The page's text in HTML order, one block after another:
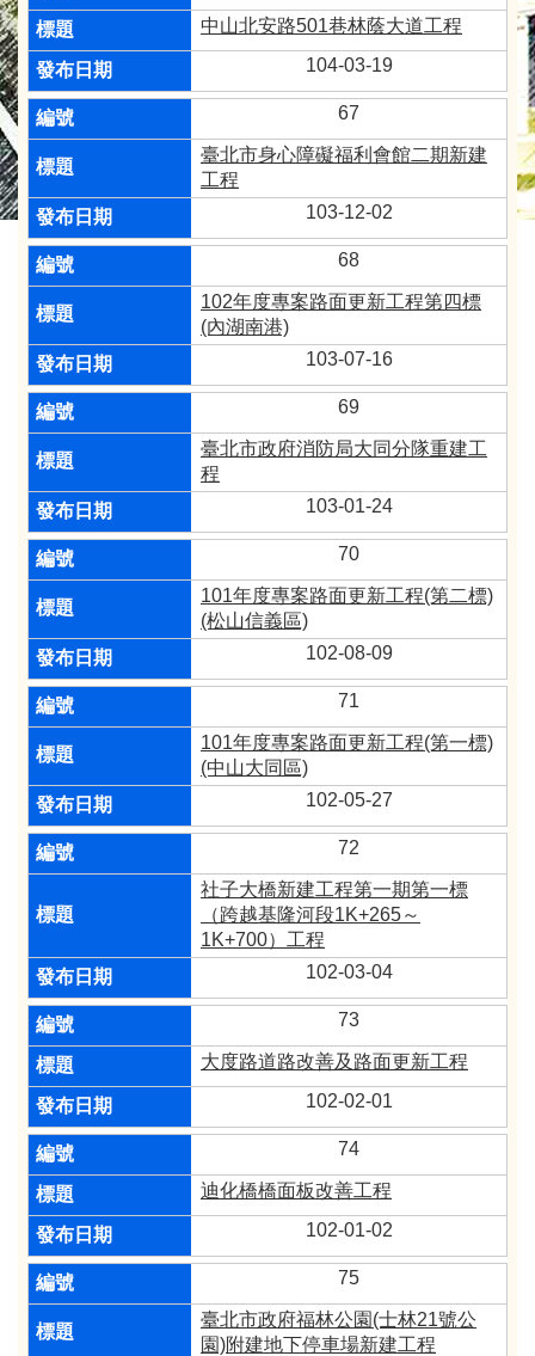
中山北安路501巷林蔭大道工程
104-03-19
67
臺北市身心障礙福利會館二期新建
工程
103-12-02
68
102年度專案路面更新工程第四標
(內湖南港)
103-07-16
69
臺北市政府消防局大同分隊重建工
程
103-01-24
70
101年度專案路面更新工程(第二標)
(松山信義區)
102-08-09
71
101年度專案路面更新工程(第一標)
(中山大同區)
102-05-27
72
社子大橋新建工程第一期第一標
（跨越基隆河段1K+265～
1K+700）工程
102-03-04
73
大度路道路改善及路面更新工程
102-02-01
74
迪化橋橋面板改善工程
102-01-02
75
臺北市政府福林公園(士林21號公
園)附建地下停車場新建工程